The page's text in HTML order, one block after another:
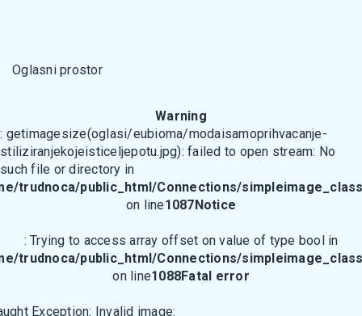
Oglasni prostor
Warning
: getimagesize(oglasi/eubioma/modaisamoprihvacanje-
stiliziranjekojeisticeljepotu.jpg): failed to open stream: No
such file or directory in
trudnoca/public_html/Connections/
on line1087Notice
: Trying to access array offset on value of type bool in
trudnoca/public_html/Connections/
on line1088Fatal error
Exception: Invalid image: